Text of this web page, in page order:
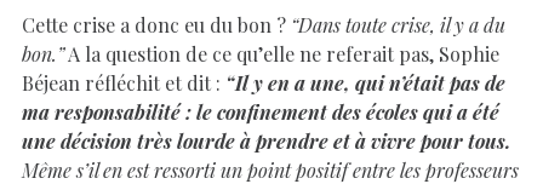
Cette crise a donc eu du bon ? “Dans toute crise, il y a du
bon.”A la question de ce qu’elle ne referait pas, Sophie
Béjean réfléchit et dit : “Il y en a une, qui n’était pas de
ma responsabilité : le confinement des écoles qui a été
une décision très lourde à prendre et à vivre pour tous.
Même s’il en est ressorti un point positif entre les professeurs